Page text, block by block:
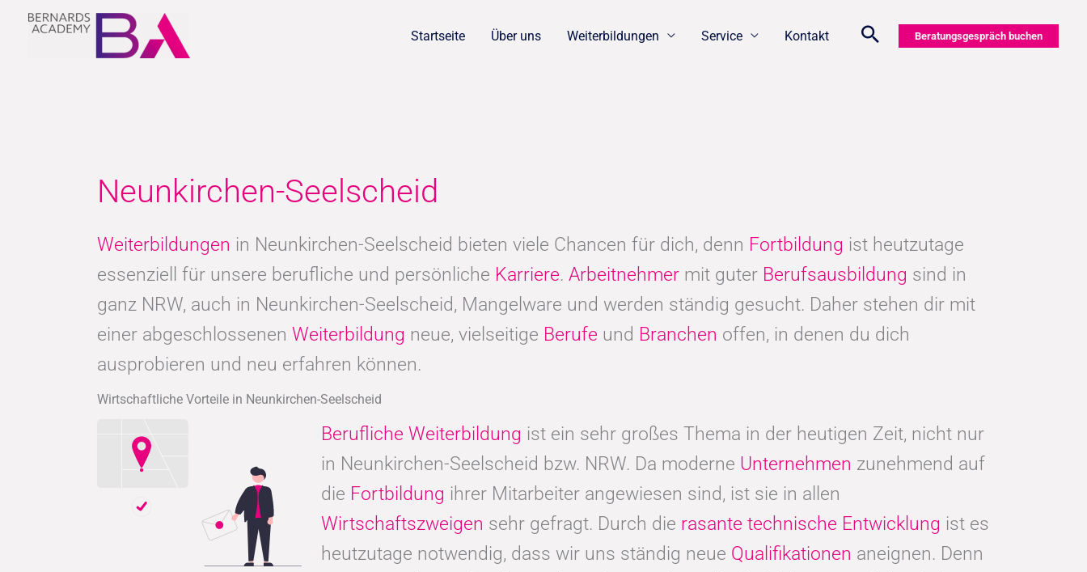
Startseite Über uns Weiterbildungen Service Kontakt Beratungsgespräch buchen
Neunkirchen-Seelscheid
Weiterbildungen in Neunkirchen-Seelscheid bieten viele Chancen für dich, denn Fortbildung ist heutzutage
essenziell für unsere berufliche und persönliche Karriere. Arbeitnehmer mit guter Berufsausbildung sind in
ganz NRW, auch in Neunkirchen-Seelscheid, Mangelware und werden ständig gesucht. Daher stehen dir mit
einer abgeschlossenen Weiterbildung neue, vielseitige Berufe und Branchen offen, in denen du dich
ausprobieren und neu erfahren können.
Wirtschaftliche Vorteile in Neunkirchen-Seelscheid
Berufliche Weiterbildung ist ein sehr großes Thema in der heutigen Zeit, nicht nur
in Neunkirchen-Seelscheid bzw. NRW. Da moderne Unternehmen zunehmend auf
die Fortbildung ihrer Mitarbeiter angewiesen sind, ist sie in allen
Wirtschaftszweigen sehr gefragt. Durch die rasante technische Entwicklung ist es
heutzutage notwendig, dass wir uns ständig neue Qualifikationen aneignen. Denn